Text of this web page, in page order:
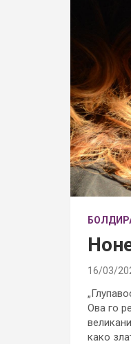
16/03/
Ова го
како